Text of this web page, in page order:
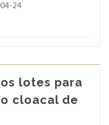
24
lotes para
cloacal de